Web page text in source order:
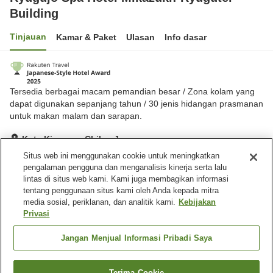
Building
Tinjauan Kamar & Paket Ulasan Info dasar
Tersedia berbagai macam pemandian besar / Zona kolam yang
dapat digunakan sepanjang tahun / 30 jenis hidangan prasmanan
untuk makan malam dan sarapan.
Kota Kisarazu, Chiba, Jepang
Lihat di peta
Sangat baik Ulasan:403
Fasilitas properti
Tempat parkir
Mandi jet
Spa / Salon kecantikan
Situs web ini menggunakan cookie untuk meningkatkan
pengalaman pengguna dan menganalisis kinerja serta lalu
lintas di situs web kami. Kami juga membagikan informasi
tentang penggunaan situs kami oleh Anda kepada mitra
media sosial, periklanan, dan analitik kami. Kebijakan
Privasi
Jangan Menjual Informasi Pribadi Saya